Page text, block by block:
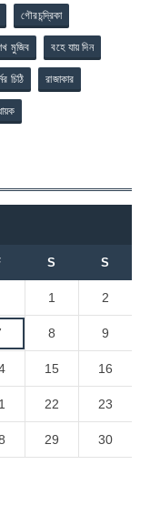
গৌরচন্দ্রিকা
মুজিব বহে যায় দিন
চিঠি রাজাকার
S S
1 2
8 9
15 16
22 23
29 30